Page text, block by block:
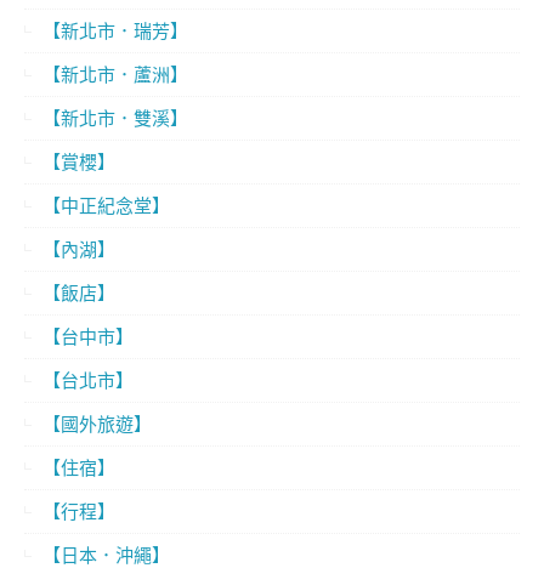
【新北市．瑞芳】
【新北市．蘆洲】
【新北市．雙溪】
【賞櫻】
【中正紀念堂】
【內湖】
【飯店】
【台中市】
【台北市】
【國外旅遊】
【住宿】
【行程】
【日本．沖繩】